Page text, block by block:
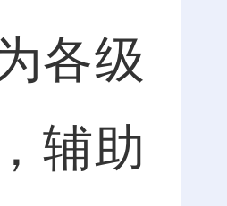
各级
辅助